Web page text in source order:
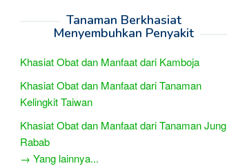
Tanaman Berkhasiat
Menyembuhkan Penyakit
Khasiat Obat dan Manfaat dari Kamboja
Khasiat Obat dan Manfaat dari Tanaman
Kelingkit Taiwan
Khasiat Obat dan Manfaat dari Tanaman Jung
Rabab
→ Yang lainnya...